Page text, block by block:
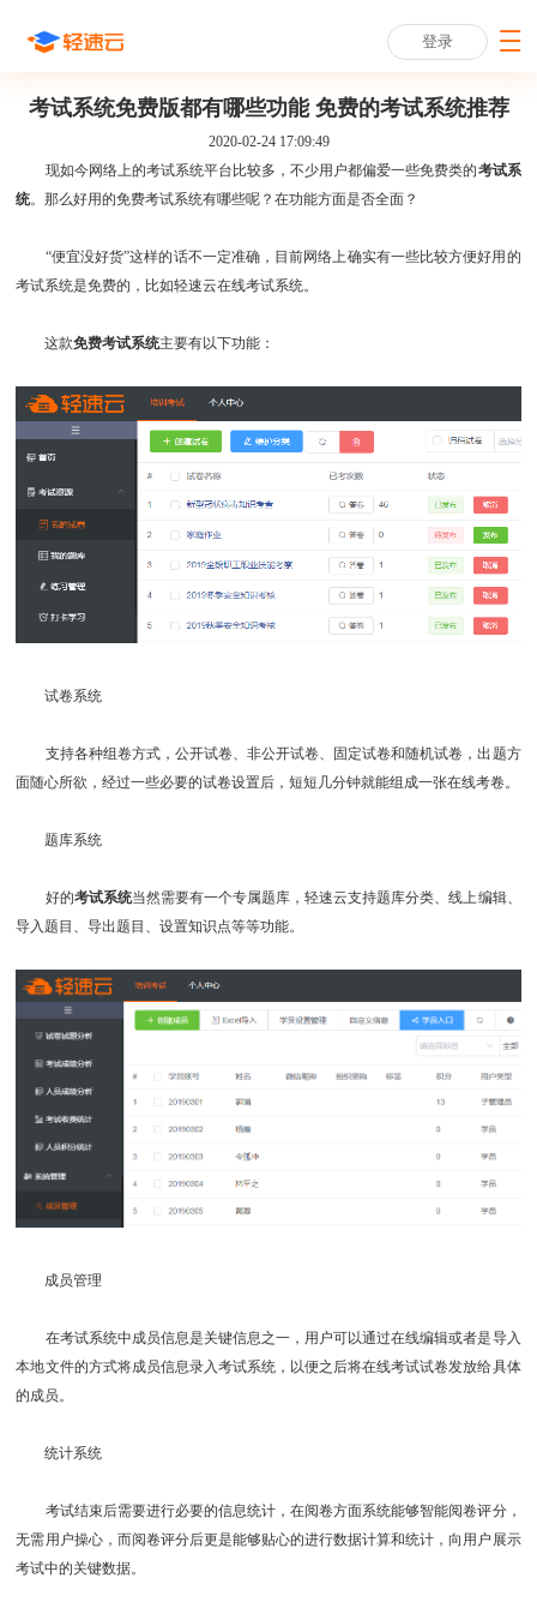
登录
考试系统免费版都有哪些功能 免费的考试系统推荐
2020-02-24 17:09:49
现如今网络上的考试系统平台比较多，不少用户都偏爱一些免费类的考试系
统。那么好用的免费考试系统有哪些呢？在功能方面是否全面？
“便宜没好货”这样的话不一定准确，目前网络上确实有一些比较方便好用的
考试系统是免费的，比如轻速云在线考试系统。
这款免费考试系统主要有以下功能：
试卷系统
支持各种组卷方式，公开试卷、非公开试卷、固定试卷和随机试卷，出题方
面随心所欲，经过一些必要的试卷设置后，短短几分钟就能组成一张在线考卷。
题库系统
好的考试系统当然需要有一个专属题库，轻速云支持题库分类、线上编辑、
导入题目、导出题目、设置知识点等等功能。
成员管理
在考试系统中成员信息是关键信息之一，用户可以通过在线编辑或者是导入
本地文件的方式将成员信息录入考试系统，以便之后将在线考试试卷发放给具体
的成员。
统计系统
考试结束后需要进行必要的信息统计，在阅卷方面系统能够智能阅卷评分，
无需用户操心，而阅卷评分后更是能够贴心的进行数据计算和统计，向用户展示
考试中的关键数据。